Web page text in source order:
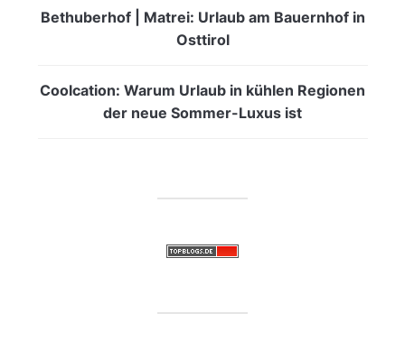
Bethuberhof | Matrei: Urlaub am Bauernhof in
Osttirol
Coolcation: Warum Urlaub in kühlen Regionen
der neue Sommer-Luxus ist